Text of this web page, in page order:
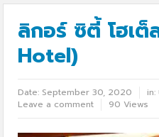
ลิกอร์ ซิตี้ โฮเ
Hotel)
Date: September 30, 2020 in:
Leave a comment
90 Views